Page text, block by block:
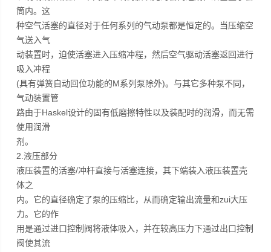
筒内。这
种空气活塞的直径对于任何系列的气动泵都是恒定的。当压缩空
气送入气
动装置时，迫使活塞进入压缩冲程，然后空气驱动活塞返回进行
吸入冲程
(具有弹簧自动回位功能的M系列泵除外)。与其它多种泵不同，
气动装置管
路由于Haskel设计的固有低磨擦特性以及装配时的润滑，而无需
使用润滑
剂。
2.液压部分
液压装置的活塞/冲杆直接与活塞连接，其下端装入液压装置壳
体之
内。它的直径确定了泵的压缩比，从而确定输出流量和zui大压
力。它的作
用是通过进口控制阀将液体吸入，并在较高压力下通过出口控制
阀使其流